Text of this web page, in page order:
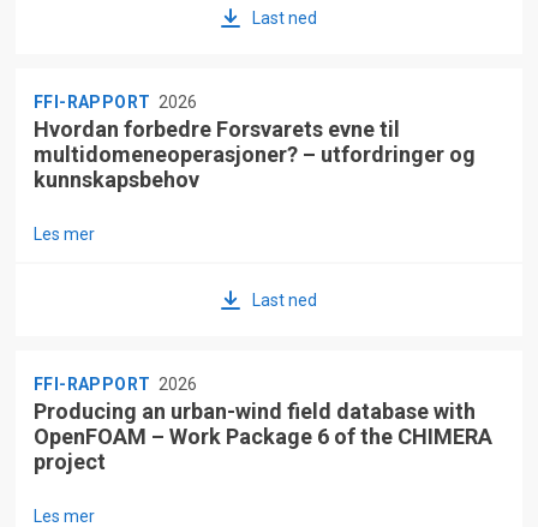
Last ned
FFI-RAPPORT 2026
Hvordan forbedre Forsvarets evne til
multidomeneoperasjoner? – utfordringer og
kunnskapsbehov
Les mer
Last ned
FFI-RAPPORT 2026
Producing an urban-wind field database with
OpenFOAM – Work Package 6 of the CHIMERA
project
Les mer